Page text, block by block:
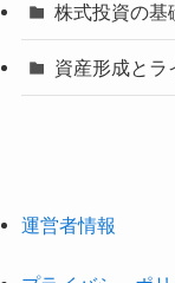
株式投資の基
資産形成とラ
運営者情報